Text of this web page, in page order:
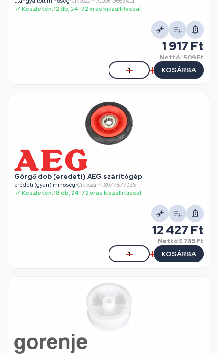
Készleten: 12 db, 24-72 órás kiszállítással
1 917 Ft
Nettó1 509 Ft
KOSÁRBA
Görgő dob (eredeti) AEG szárítógép
eredeti (gyári) minőség•Cikkszám: 8077877036
Készleten: 18 db, 24-72 órás kiszállítással
12 427 Ft
Nettó9 785 Ft
KOSÁRBA